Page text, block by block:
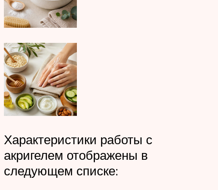
Характеристики работы с
акригелем отображены в
следующем списке: